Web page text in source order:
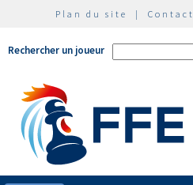
Plan du site | Contact
Rechercher un joueur